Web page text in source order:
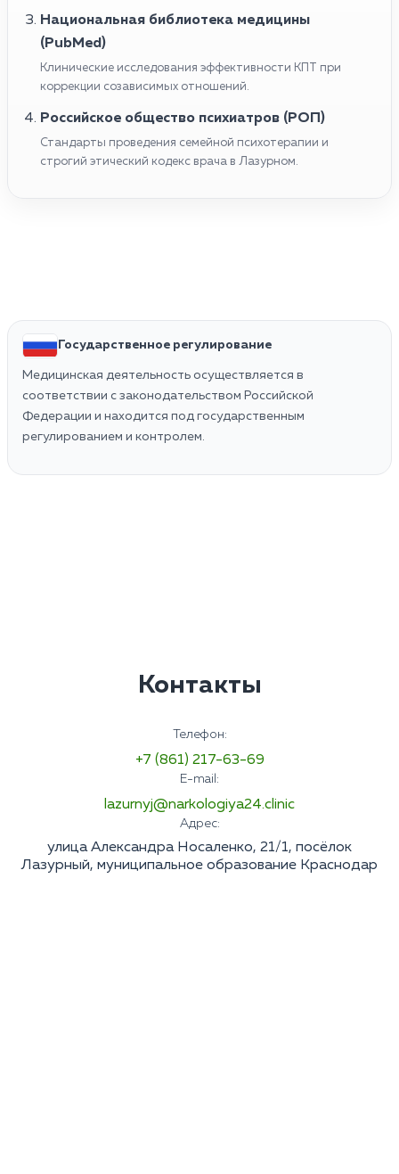
Национальная библиотека медицины
(PubMed)
Клинические исследования эффективности КПТ при
коррекции созависимых отношений.
Российское общество психиатров (РОП)
Стандарты проведения семейной психотерапии и
строгий этический кодекс врача в Лазурном.
Государственное регулирование
Медицинская деятельность осуществляется в
соответствии с законодательством Российской
Федерации и находится под государственным
регулированием и контролем.
Контакты
Телефон:
+7 (861) 217-63-69
E-mail:
lazurnyj@narkologiya24.clinic
Адрес:
улица Александра Носаленко, 21/1, посёлок
Лазурный, муниципальное образование Краснодар